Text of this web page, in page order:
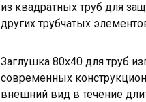
из квадратных труб для
других трубчатых
Заглушка 80х40 для труб
современных
внешний вид в течение